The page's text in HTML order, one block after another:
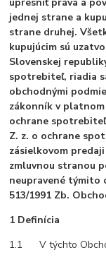
jednej strane a
strane druhej.
kupujúcim sú
Slovenskej
spotrebiteľ, riadia
obchodnými
zákonník v platnom
ochrane
Z. z. o ochrane
zásielkovom
zmluvnou stranou
neupravené týmito
513/1991 Zb.
1 Definícia
1.1 V týchto